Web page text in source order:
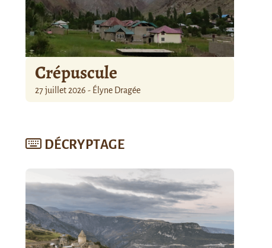
Crépuscule
27 juillet 2026 - Élyne Dragée
DÉCRYPTAGE